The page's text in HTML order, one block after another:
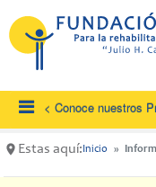
Estas aquí:Inicio